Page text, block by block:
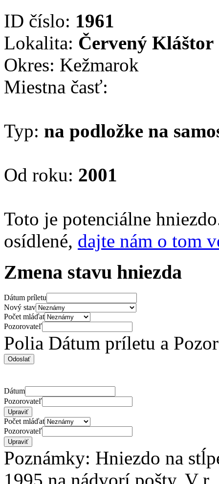
ID číslo: 1961
Lokalita: Červený Kláštor
Okres: Kežmarok
Miestna časť:
Typ: na podložke na
Od roku: 2001
Toto je potenciálne
osídlené, dajte nám o tom
Zmena stavu hniezda
Dátum príletu
Nový stav
Počet mláďat
Pozorovateľ
Polia Dátum príletu a
Dátum
Pozorovateľ
Počet mláďat
Pozorovateľ
Poznámky: Hniezdo na